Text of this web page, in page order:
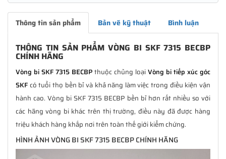
Thông tin sản phẩm Bản vẽ kỹ thuật Bình luận
THÔNG TIN SẢN PHẨM VÒNG BI SKF 7315 BECBP
CHÍNH HÃNG
Vòng bi SKF 7315 BECBPthuộc chủng loạiVòng bi tiếp xúc góc
SKFcó tuổi thọ bền bỉ và khả năng làm việc trong điều kiện vận
hành cao. Vòng bi SKF 7315 BECBP bền bỉ hơn rất nhiều so với
các hãng vòng bi khác trên thị trường, điều này đã được hàng
triệu khách hàng khắp nơi trên toàn thế giới kiểm chứng.
HÌNH ẢNH VÒNG BI SKF 7315 BECBP CHÍNH HÃNG